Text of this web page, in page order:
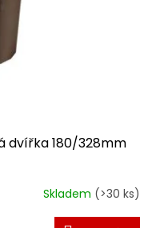
dvířka 180/328mm
Skladem (>30 ks)